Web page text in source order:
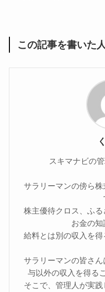
この記事を書いた人
スキマナビの管
サラリーマンの傍ら
株主優待クロス、ふ
お金の知
給料とは別の収入を得
サラリーマンの皆さ
与以外の収入を得る
そこで、管理人が実